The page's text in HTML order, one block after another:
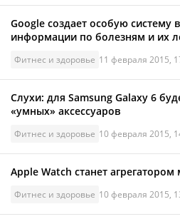
Google создает особую систему
информации по болезням и их
Фитнес и здоровье 11 февраля 2015,
Слухи: для Samsung Galaxy 6
«умных» аксессуаров
Фитнес и здоровье 10 февраля 2015,
Apple Watch станет
Фитнес и здоровье 10 февраля 2015,